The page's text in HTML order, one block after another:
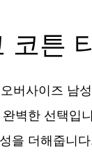
코튼
버사이즈 남
벽한 선택입
을 더해줍니